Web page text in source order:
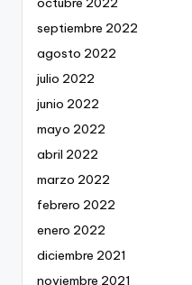
septiembre 2022
agosto 2022
julio 2022
junio 2022
mayo 2022
abril 2022
marzo 2022
febrero 2022
enero 2022
diciembre 2021
noviembre 2021